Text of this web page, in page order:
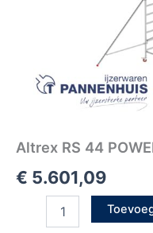
Altrex RS 44
€ 5.601,09